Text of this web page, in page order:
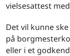
vielsesattest
Det vil kunne
på
eller i et